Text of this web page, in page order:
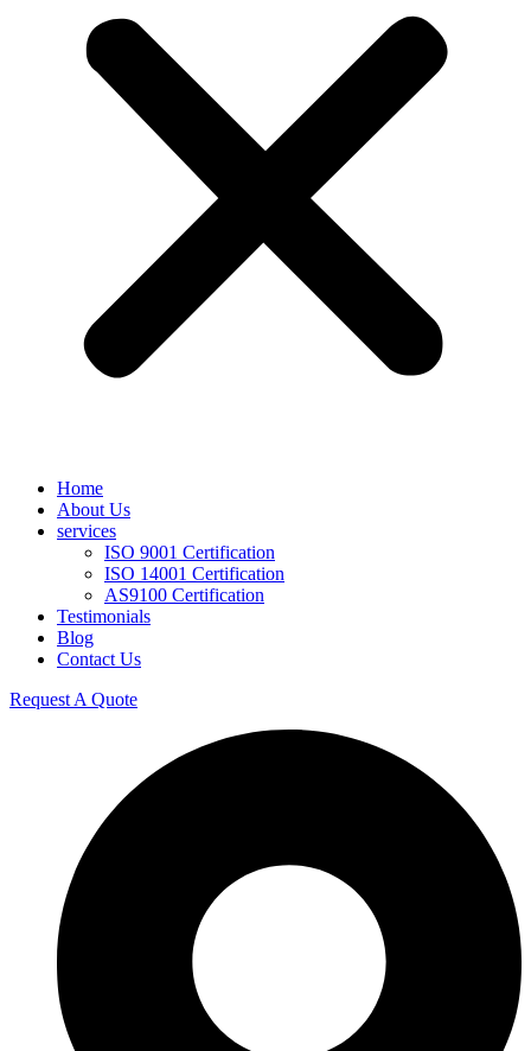
Home
About Us
services
ISO 9001 Certification
ISO 14001 Certification
AS9100 Certification
Testimonials
Blog
Contact Us
Request A Quote